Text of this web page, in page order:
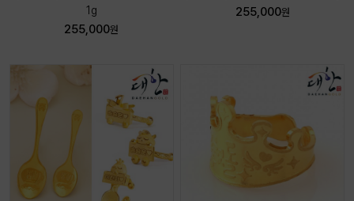
1g
255,000원
255,000원